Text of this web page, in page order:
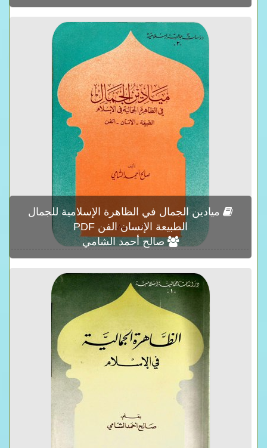
ميادين الجمال في الظاهرة الإسلامية للجمال
الطبيعة الإنسان الفن PDF
صالح أحمد الشامي